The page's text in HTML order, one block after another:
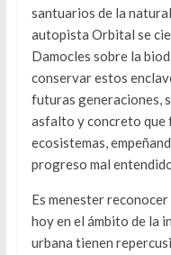
santuarios de la
autopista Orbital se
Damocles sobre la
conservar estos
futuras generaciones,
asfalto y concreto
ecosistemas,
progreso mal
Es menester
hoy en el ámbito de la
urbana tienen